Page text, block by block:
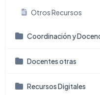
Otros Recursos
Coordinación y
Docentes otras
Recursos Digitales